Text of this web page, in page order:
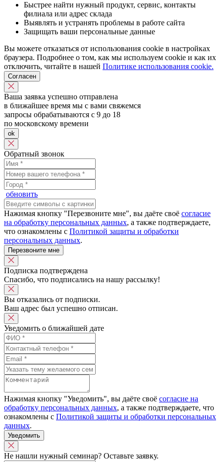
Быстрее найти нужный продукт, сервис, контакты
филиала или адрес склада
Выявлять и устранять проблемы в работе сайта
Защищать ваши персональные данные
Вы можете отказаться от использования cookie в настройках
браузера. Подробнее о том, как мы используем cookie и как их
отключить, читайте в нашей Политике использования cookie.
Согласен
Ваша заявка успешно отправлена
в ближайшее время мы с вами свяжемся
запросы обрабатываются с 9 до 18
по московскому времени
ok
Обратный звонок
обновить
Нажимая кнопку "Перезвоните мне", вы даёте своё согласие
на обработку персональных данных, а также подтверждаете,
что ознакомлены с Политикой защиты и обработки
персональных данных.
Перезвоните мне
Подписка подтверждена
Спасибо, что подписались на нашу рассылку!
Вы отказались от подписки.
Ваш адрес был успешно отписан.
Уведомить о ближайшей дате
Нажимая кнопку "Уведомить", вы даёте своё согласие на
обработку персональных данных, а также подтверждаете, что
ознакомлены с Политикой защиты и обработки персональных
данных.
Уведомить
Не нашли нужный семинар? Оставьте заявку.